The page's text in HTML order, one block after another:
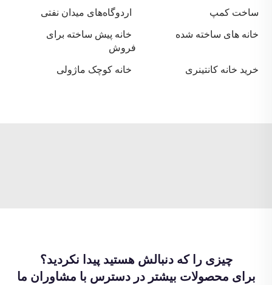
ساخت کمپ
اردوگاه‌های میدان نفتی
خانه های ساخته شده
خانه پیش ساخته برای
فروش
خرید خانه کانتینری
خانه کوچک ماژولی
چیزی را که دنبالش هستید پیدا نکردید؟
برای محصولات بیشتر در دسترس با مشاوران ما